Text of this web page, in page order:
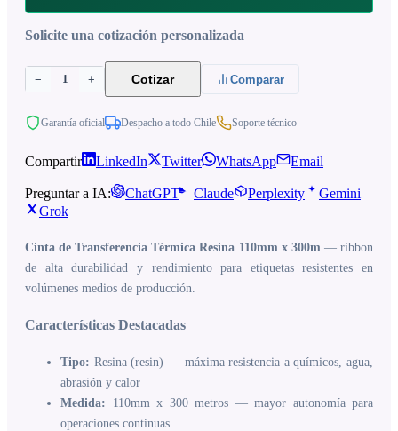
Solicite una cotización personalizada
− 1 + Cotizar Comparar
Garantía oficial Despacho a todo Chile Soporte técnico
Compartir LinkedIn Twitter WhatsApp Email
Preguntar a IA: ChatGPT Claude Perplexity
Gemini
Grok
Cinta de Transferencia Térmica Resina 110mm x 300m— ribbon
de alta durabilidad y rendimiento para etiquetas resistentes en
volúmenes medios de producción.
Características Destacadas
Tipo: Resina (resin) — máxima resistencia a químicos, agua,
abrasión y calor
Medida: 110mm x 300 metros — mayor autonomía para
operaciones continuas